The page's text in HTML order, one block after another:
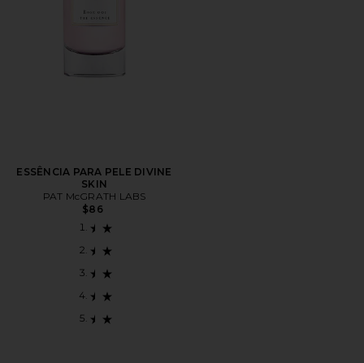
ESSÊNCIA PARA PELE DIVINE
SKIN
PAT McGRATH LABS
$86